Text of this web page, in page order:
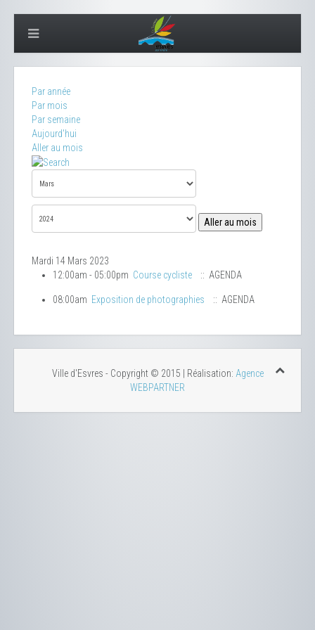
Par année
Par mois
Par semaine
Aujourd'hui
Aller au mois
Aller au mois
Mardi 14 Mars 2023
12:00am - 05:00pm Course cycliste :: AGENDA
08:00am Exposition de photographies :: AGENDA
Ville d'Esvres - Copyright © 2015 | Réalisation: Agence
WEBPARTNER